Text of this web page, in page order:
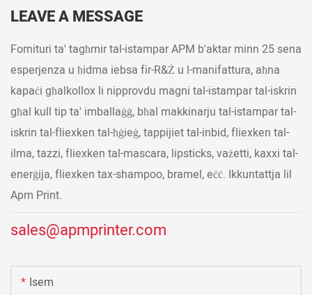
LEAVE A MESSAGE
Fornituri ta' tagħmir tal-istampar APM b'aktar minn 25 sena
esperjenza u ħidma iebsa fir-R&Ż u l-manifattura, aħna
kapaċi għalkollox li nipprovdu magni tal-istampar tal-iskrin
għal kull tip ta' imballaġġ, bħal makkinarju tal-istampar tal-
iskrin tal-fliexken tal-ħġieġ, tappijiet tal-inbid, fliexken tal-
ilma, tazzi, fliexken tal-mascara, lipsticks, vażetti, kaxxi tal-
enerġija, fliexken tax-shampoo, bramel, eċċ. Ikkuntattja lil
Apm Print.
sales@apmprinter.com
Isem